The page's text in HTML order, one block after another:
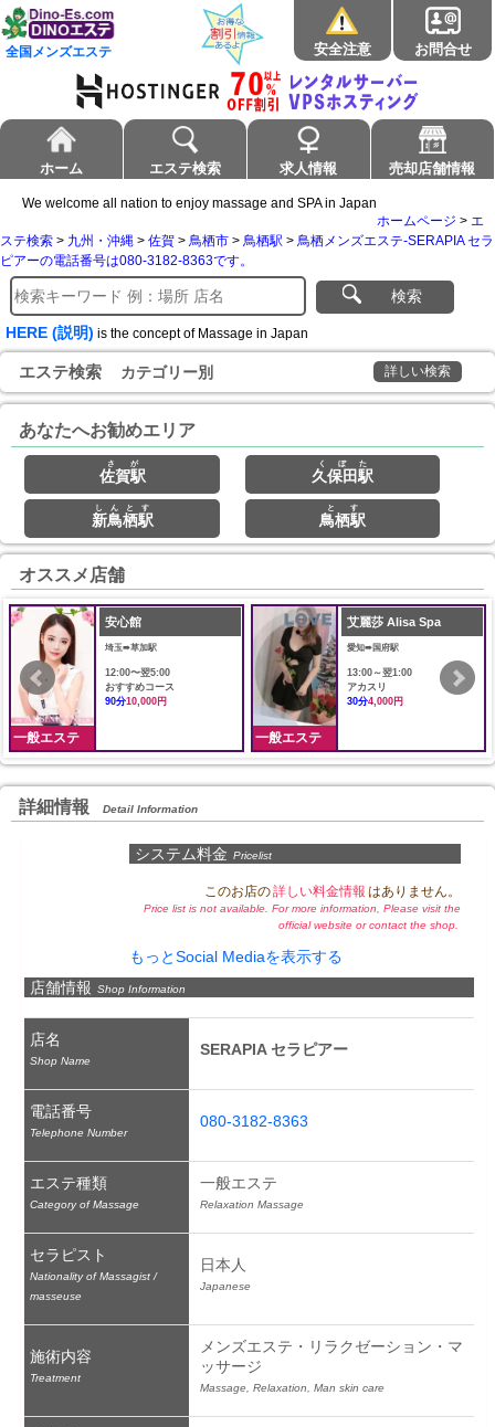
全国メンズエステ 安全注意 お問合せ
ホーム エステ検索 求人情報 売却店舗情報
We welcome all nation to enjoy massage and SPA in Japan
ホームページ > エ
ステ検索 > 九州・沖縄 > 佐賀 > 鳥栖市 > 鳥栖駅 > 鳥栖メンズエステ-SERAPIA セラ
ピアーの電話番号は080-3182-8363です。
検索
HERE (説明) is the concept of Massage in Japan
エステ検索 カテゴリー別 詳しい検索
あなたへお勧めエリア
佐賀駅
さが
久保田駅
くぼた
新鳥栖駅
しんとす
鳥栖駅
とす
オススメ店舗
一般エステ
安心館
埼玉➠草加駅
12:00〜翌5:00
おすすめコース
90分10,000円
一般エステ
艾麗莎 Alisa Spa
愛知➠国府駅
13:00～翌1:00
アカスリ
30分4,000円
詳細情報 Detail Information
システム料金 Pricelist
このお店の詳しい料金情報 はありません。
Price list is not available. For more information, Please visit the
official website or contact the shop.
もっとSocial Mediaを表示する
店舗情報 Shop Information
店名
Shop Name
SERAPIA セラピアー
電話番号
Telephone Number
080-3182-8363
エステ種類
Category of Massage
一般エステ
Relaxation Massage
セラピスト
Nationality of Massagist /
masseuse
日本人
Japanese
施術内容
Treatment
メンズエステ・リラクゼーション・マ
ッサージ
Massage, Relaxation, Man skin care